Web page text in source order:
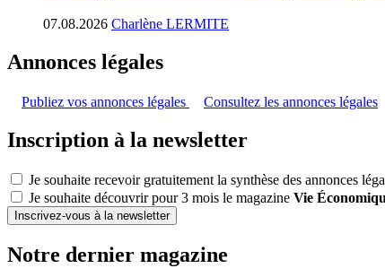
07.08.2026 Charlène LERMITE
Annonces légales
Publiez vos annonces légales Consultez les annonces légales
Inscription à la newsletter
Je souhaite recevoir gratuitement la synthèse des annonces
Je souhaite découvrir pour 3 mois le magazine Vie
Inscrivez-vous à la newsletter
Notre dernier magazine